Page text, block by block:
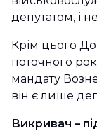
депутатом, і
Крім цього
поточного
мандату
він є лише
Викривач –